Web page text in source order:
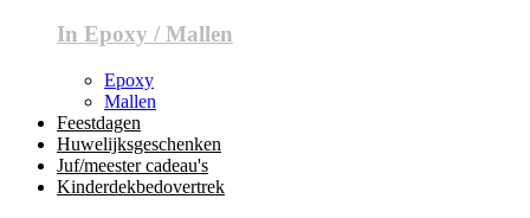
In Epoxy / Mallen
Epoxy
Mallen
Feestdagen
Huwelijksgeschenken
Juf/meester cadeau's
Kinderdekbedovertrek